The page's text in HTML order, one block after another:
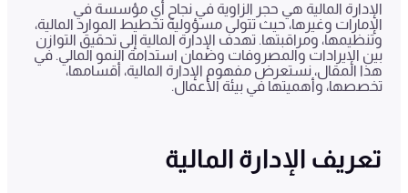
الإدارة المالية هي حجر الزاوية في نجاح أي مؤسسة في
الإمارات وغيرها، حيث تتولى مسؤولية تخطيط الموارد المالية،
وتنظيمها، ومراقبتها. تهدف الإدارة المالية إلى تحقيق التوازن
بين الإيرادات والمصروفات وضمان استدامة النمو المالي. في
هذا المقال، نستعرض مفهوم الإدارة المالية، أقسامها،
تخصصها، وأهميتها في بيئة الأعمال.
تعريف الإدارة المالية